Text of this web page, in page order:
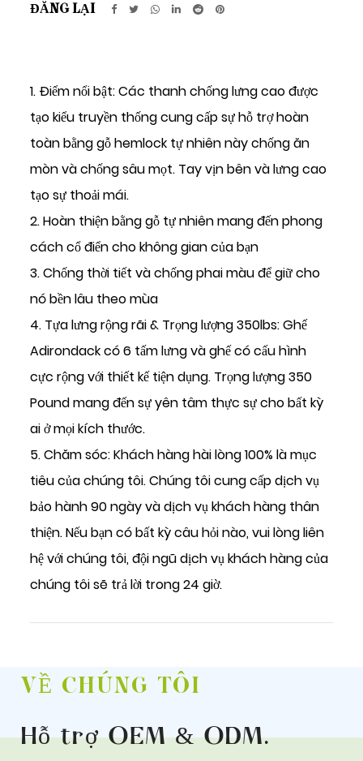
ĐĂNG LẠI
1. Điểm nổi bật: Các thanh chống lưng cao được
tạo kiểu truyền thống cung cấp sự hỗ trợ hoàn
toàn bằng gỗ hemlock tự nhiên này chống ăn
mòn và chống sâu mọt. Tay vịn bên và lưng cao
tạo sự thoải mái.
2. Hoàn thiện bằng gỗ tự nhiên mang đến phong
cách cổ điển cho không gian của bạn
3. Chống thời tiết và chống phai màu để giữ cho
nó bền lâu theo mùa
4. Tựa lưng rộng rãi & Trọng lượng 350lbs: Ghế
Adirondack có 6 tấm lưng và ghế có cấu hình
cực rộng với thiết kế tiện dụng. Trọng lượng 350
Pound mang đến sự yên tâm thực sự cho bất kỳ
ai ở mọi kích thước.
5. Chăm sóc: Khách hàng hài lòng 100% là mục
tiêu của chúng tôi. Chúng tôi cung cấp dịch vụ
bảo hành 90 ngày và dịch vụ khách hàng thân
thiện. Nếu bạn có bất kỳ câu hỏi nào, vui lòng liên
hệ với chúng tôi, đội ngũ dịch vụ khách hàng của
chúng tôi sẽ trả lời trong 24 giờ.
VỀ CHÚNG TÔI
Hỗ trợ OEM & ODM.